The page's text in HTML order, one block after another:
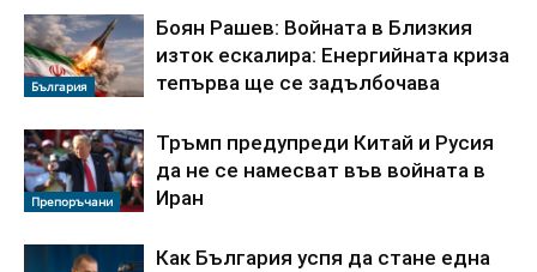
България
Боян Рашев: Войната в Близкия
изток ескалира: Енергийната криза
тепърва ще се задълбочава
Препоръчани
Тръмп предупреди Китай и Русия
да не се намесват във войната в
Иран
Как България успя да стане една